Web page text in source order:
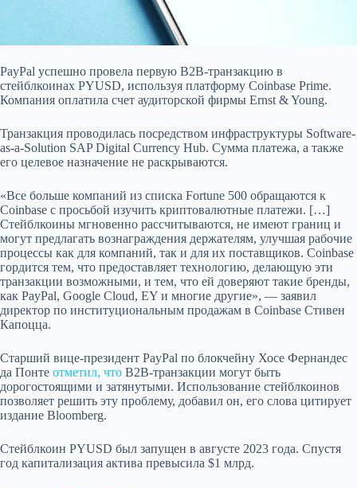
PayPal успешно провела первую B2B-транзакцию в
стейблкоинах PYUSD, используя платформу Coinbase Prime.
Компания оплатила счет аудиторской фирмы Ernst & Young.
Транзакция проводилась посредством инфраструктуры Software-
as-a-Solution SAP Digital Currency Hub. Сумма платежа, а также
его целевое назначение не раскрываются.
«Все больше компаний из списка Fortune 500 обращаются к
Coinbase с просьбой изучить криптовалютные платежи. […]
Стейблкоины мгновенно рассчитываются, не имеют границ и
могут предлагать вознаграждения держателям, улучшая рабочие
процессы как для компаний, так и для их поставщиков. Coinbase
гордится тем, что предоставляет технологию, делающую эти
транзакции возможными, и тем, что ей доверяют такие бренды,
как PayPal, Google Cloud, EY и многие другие», — заявил
директор по институциональным продажам в Coinbase Стивен
Капоцца.
Старший вице-президент PayPal по блокчейну Хосе Фернандес
да Понте отметил, что B2B-транзакции могут быть
дорогостоящими и затянутыми. Использование стейблкоинов
позволяет решить эту проблему, добавил он, его слова цитирует
издание Bloomberg.
Стейблкоин PYUSD был запущен в августе 2023 года. Спустя
год капитализация актива превысила $1 млрд.